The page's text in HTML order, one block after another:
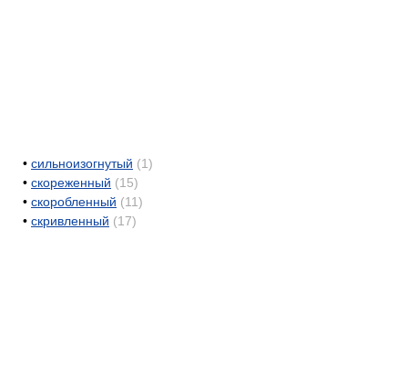
• сильноизогнутый (1)
• скореженный (15)
• скоробленный (11)
• скривленный (17)